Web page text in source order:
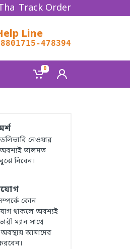
shopping!
Track Order
Line
478394
0
নেওয়ার
ভালমত
নিবেন।
কোন
থাকলে অবশ্যই
ম্যান সাথে
অবস্থায় আমাদের